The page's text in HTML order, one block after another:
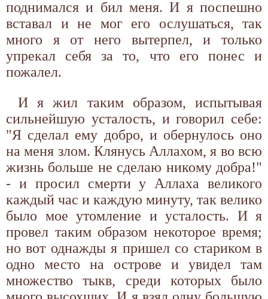
поднимался и бил меня. И я поспешно
вставал и не мог его ослушаться, так
много я от него вытерпел, и только
упрекал себя за то, что его понес и
пожалел.
И я жил таким образом, испытывая
сильнейшую усталость, и говорил себе:
"Я сделал ему добро, и обернулось оно
на меня злом. Клянусь Аллахом, я во всю
жизнь больше не сделаю никому добра!"
- и просил смерти у Аллаха великого
каждый час и каждую минуту, так велико
было мое утомление и усталость. И я
провел таким образом некоторое время;
но вот однажды я пришел со стариком в
одно место на острове и увидел там
множество тыкв, среди которых было